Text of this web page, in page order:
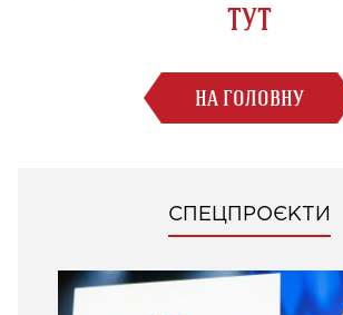
ТУТ
НА ГОЛОВНУ
СПЕЦПРОЄКТИ